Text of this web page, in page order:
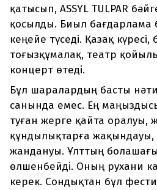
қатысып, ASSYL TULPAR
қосылды. Биыл бағдарлама
кеңейе түседі. Қазақ
тоғызқұмалақ, театр
концерт өтеді.
Бұл шаралардың басты
санында емес. Ең
туған жерге қайта оралуы,
құндылықтарға жақындауы,
жандануы. Ұлттың
өлшенбейді. Оның рухани
керек. Сондықтан бұл